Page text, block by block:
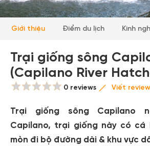
Giới thiệu Điểm du lịch Kinh
Trại giống sông
(Capilano River
0 reviews Viết review
Trại giống sông Capilano
Capilano, trại giống này có cá
mòn đi bộ đường dài & khu vực